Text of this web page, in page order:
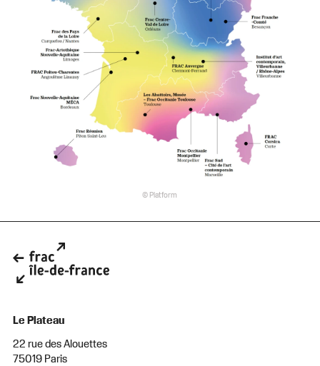
© Platform
Le Plateau
22 rue des Alouettes
75019 Paris